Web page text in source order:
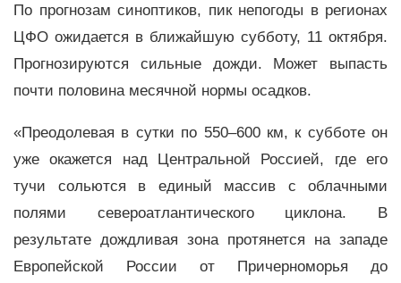
По прогнозам синоптиков, пик непогоды в регионах
ЦФО ожидается в ближайшую субботу, 11 октября.
Прогнозируются сильные дожди. Может выпасть
почти половина месячной нормы осадков.
«Преодолевая в сутки по 550–600 км, к субботе он
уже окажется над Центральной Россией, где его
тучи сольются в единый массив с облачными
полями североатлантического циклона. В
результате дождливая зона протянется на западе
Европейской России от Причерноморья до